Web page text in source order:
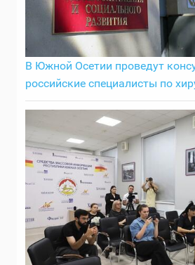
В Южной Осетии проведут
российские специалисты по